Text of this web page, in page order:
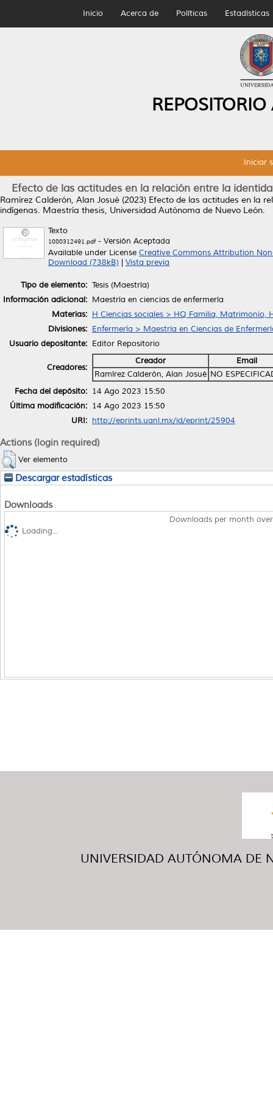
Inicio Acerca de Políticas Estadísticas
Iniciar
Efecto de las actitudes en la relación entre la
Ramírez Calderón, Alan Josué (2023) Efecto de las actitudes en la
indígenas. Maestría thesis, Universidad Autónoma de Nuevo León.
Texto
1080312491.pdf- Versión Aceptada
Available under License Creative Commons Attribution
Download (738kB)
Vista previa
Tipo de elemento: Tesis (Maestría)
Información adicional: Maestría en ciencias de enfermería
Materias: H Ciencias sociales > HQ Familia, Matrimonio,
Divisiones: Enfermería > Maestría en Ciencias de
Usuario depositante: Editor Repositorio
Creadores:
Creador
Email
Ramírez Calderón, Alan Josué NO
Fecha del depósito: 14 Ago 2023 15:50
Última modificación: 14 Ago 2023 15:50
URI: http://eprints.uanl.mx/id/eprint/25904
Actions (login required)
Ver elemento
Descargar estadísticas
Downloads
Downloads per month
Loading...
UNIVERSIDAD AUTÓNOMA DE